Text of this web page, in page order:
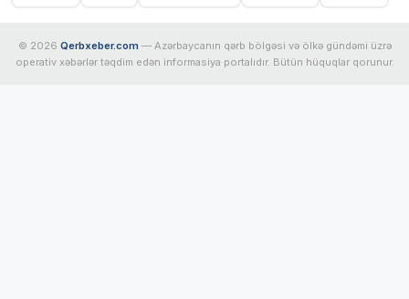
© 2026 Qerbxeber.com — Azərbaycanın qərb bölgəsi və ölkə gündəmi üzrə
operativ xəbərlər təqdim edən informasiya portalıdır. Bütün hüquqlar qorunur.